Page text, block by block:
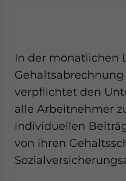
In der monatlichen
verpflichtet den
alle Arbeitnehmer
individuellen
von ihren